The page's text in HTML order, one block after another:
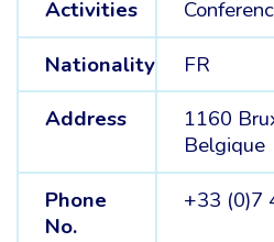
Activities
Nationality
FR
Address
1160
Belgique
Phone
No.
+33 (0)7